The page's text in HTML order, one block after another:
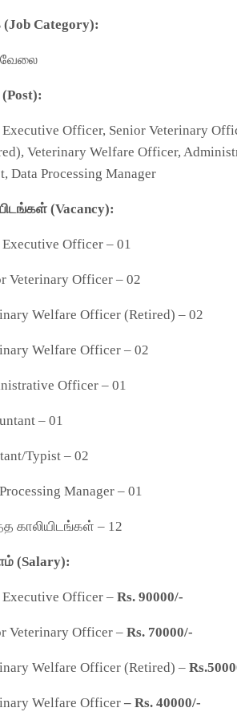
Category):
வேலை
Executive Officer, Senior Veterinary
Veterinary Welfare Officer,
Data Processing Manager
(Vacancy):
Executive Officer – 01
Veterinary Officer – 02
Welfare Officer (Retired) – 02
Welfare Officer – 02
Officer – 01
– 01
Typist – 02
Manager – 01
காலியிடங்கள் – 12
(Salary):
Executive Officer – Rs. 90000/-
Veterinary Officer – Rs. 70000/-
Welfare Officer (Retired) –
Welfare Officer – Rs. 40000/-